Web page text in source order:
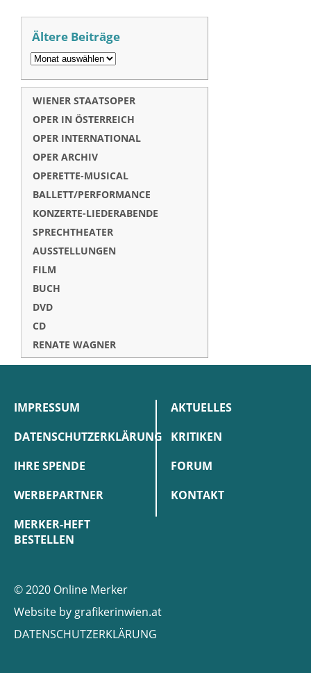
Ältere Beiträge
WIENER STAATSOPER
OPER IN ÖSTERREICH
OPER INTERNATIONAL
OPER ARCHIV
OPERETTE-MUSICAL
BALLETT/PERFORMANCE
KONZERTE-LIEDERABENDE
SPRECHTHEATER
AUSSTELLUNGEN
FILM
BUCH
DVD
CD
RENATE WAGNER
IMPRESSUM
DATENSCHUTZERKLÄRUNG
IHRE SPENDE
WERBEPARTNER
MERKER-HEFT
BESTELLEN
AKTUELLES
KRITIKEN
FORUM
KONTAKT
© 2020 Online Merker
Website by grafikerinwien.at
DATENSCHUTZERKLÄRUNG